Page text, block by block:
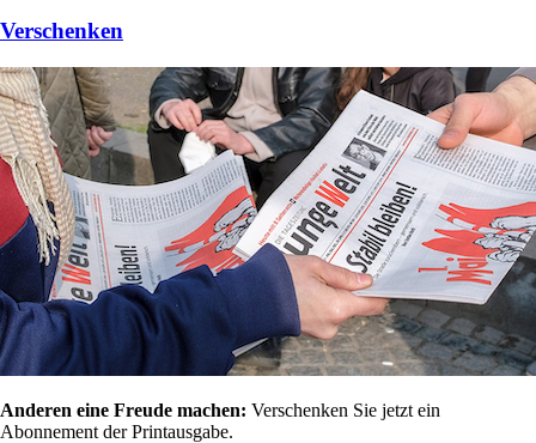
Verschenken
Anderen eine Freude machen: Verschenken Sie jetzt ein
Abonnement der Printausgabe.